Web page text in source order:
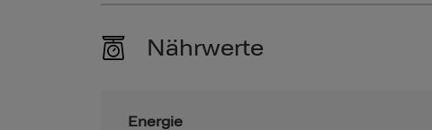
Nährwerte
Energie